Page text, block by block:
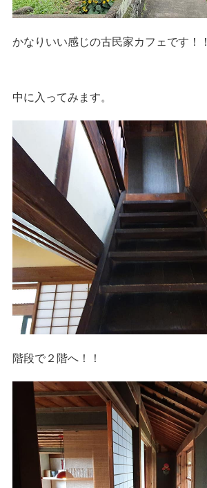
かなりいい感じの古民家カフェです！！
中に入ってみます。
階段で２階へ！！